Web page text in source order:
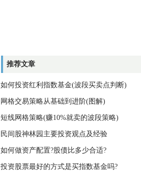
推荐文章
如何投资红利指数基金(波段买卖点判断)
网格交易策略从基础到进阶(图解)
短线网格策略(赚10%就卖的波段策略)
民间股神林园主要投资观点及经验
如何做资产配置?股债比多少合适?
投资股票最好的方式是买指数基金吗?